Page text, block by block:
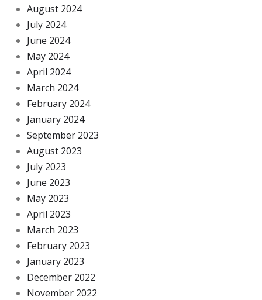
August 2024
July 2024
June 2024
May 2024
April 2024
March 2024
February 2024
January 2024
September 2023
August 2023
July 2023
June 2023
May 2023
April 2023
March 2023
February 2023
January 2023
December 2022
November 2022